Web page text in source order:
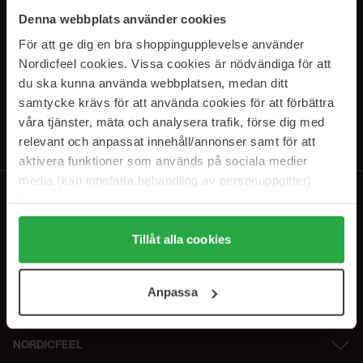
Denna webbplats använder cookies
För att ge dig en bra shoppingupplevelse använder
Nordicfeel cookies. Vissa cookies är nödvändiga för att
du ska kunna använda webbplatsen, medan ditt
samtycke krävs för att använda cookies för att förbättra
våra tjänster, mäta och analysera trafik, förse dig med
relevant och anpassat innehåll/annonser samt för att
aktivera funktioner som används på sociala medier
media (kan innefatta behandling av personuppgifter).
Genom att trycka på "Tillåt alla cookies" accepterar du
alla cookies, medan du under "Detaljer" kan anpassa
användningen av cookies. Du kan när som helst återkalla
samt vår Integritetspolicy.
Tillåt alla cookies
Anpassa
SUBSCRIBE TO OUR
NEWSLETTER
Ved å abonnere godtar du vårpersonvernerklæring. Du kan melde deg
av når som helst.
NORDICFEEL